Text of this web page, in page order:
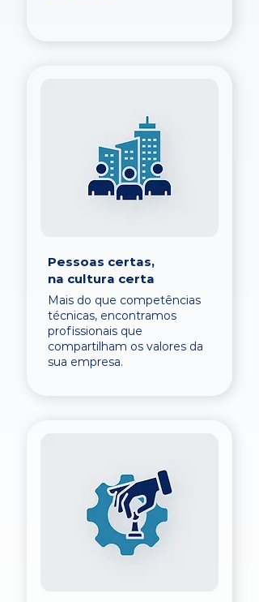
Pessoas certas,
na cultura certa
Mais do que competências
técnicas, encontramos
profissionais que
compartilham os valores da
sua empresa.